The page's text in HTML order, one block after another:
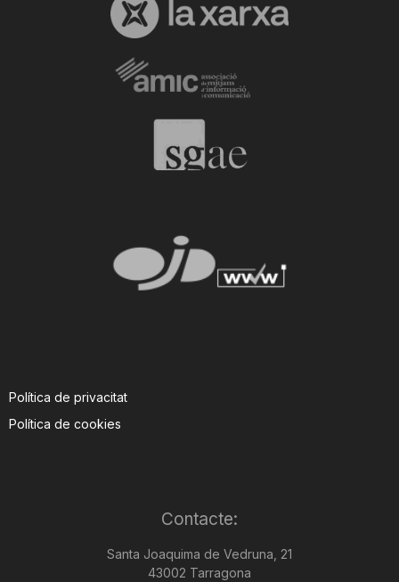
Política de privacitat
Política de cookies
Contacte:
Santa Joaquima de Vedruna, 21
43002 Tarragona